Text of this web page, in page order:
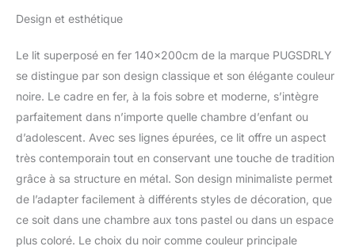
est fabriqué à partir d'un
cadre en fer solide pour
garantir la stabilité et la
supérieur et inférieur
peuvent chacun
supporter jusqu'à 120
kg. Sécurité : Le lit
superposé supérieur est
équipé de barrières de
sécurité d'une hauteur
de 26 cm et d'un
Design et esthétique
Le lit superposé en fer 140x200cm de la marque PUGSDRLY
se distingue par son design classique et son élégante couleur
noire. Le cadre en fer, à la fois sobre et moderne, s’intègre
parfaitement dans n’importe quelle chambre d’enfant ou
d’adolescent. Avec ses lignes épurées, ce lit offre un aspect
très contemporain tout en conservant une touche de tradition
grâce à sa structure en métal. Son design minimaliste permet
de l’adapter facilement à différents styles de décoration, que
ce soit dans une chambre aux tons pastel ou dans un espace
plus coloré. Le choix du noir comme couleur principale